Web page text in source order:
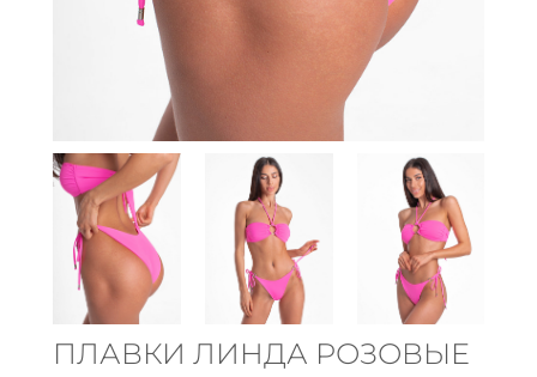
ПЛАВКИ ЛИНДА РОЗОВЫЕ